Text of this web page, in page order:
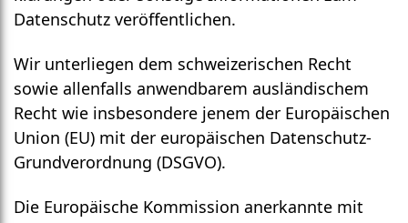
Daten­schutz veröffentlichen.
Wir unterliegen dem schweizerischen Recht
sowie allen­falls anwendbarem auslän­dischem
Recht wie insbesondere jenem der Euro­päischen
Union (EU) mit der euro­päischen Daten­schutz-
Grund­verordnung (DSGVO).
Die Europäische Kommission anerkannte mit